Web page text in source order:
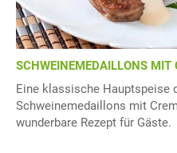
SCHWEINEMEDAILLONS MIT
Eine klassische Hauptspeise
Schweinemedaillons mit
wunderbare Rezept für Gäste.